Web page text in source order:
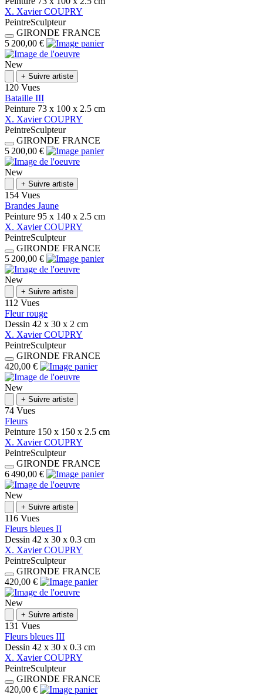
X. Xavier COUPRY
PeintreSculpteur
GIRONDE FRANCE
5 200,00 €
New
+ Suivre artiste
120 Vues
Bataille III
Peinture 73 x 100 x 2.5 cm
X. Xavier COUPRY
PeintreSculpteur
GIRONDE FRANCE
5 200,00 €
New
+ Suivre artiste
154 Vues
Brandes Jaune
Peinture 95 x 140 x 2.5 cm
X. Xavier COUPRY
PeintreSculpteur
GIRONDE FRANCE
5 200,00 €
New
+ Suivre artiste
112 Vues
Fleur rouge
Dessin 42 x 30 x 2 cm
X. Xavier COUPRY
PeintreSculpteur
GIRONDE FRANCE
420,00 €
New
+ Suivre artiste
74 Vues
Fleurs
Peinture 150 x 150 x 2.5 cm
X. Xavier COUPRY
PeintreSculpteur
GIRONDE FRANCE
6 490,00 €
New
+ Suivre artiste
116 Vues
Fleurs bleues II
Dessin 42 x 30 x 0.3 cm
X. Xavier COUPRY
PeintreSculpteur
GIRONDE FRANCE
420,00 €
New
+ Suivre artiste
131 Vues
Fleurs bleues III
Dessin 42 x 30 x 0.3 cm
X. Xavier COUPRY
PeintreSculpteur
GIRONDE FRANCE
420,00 €